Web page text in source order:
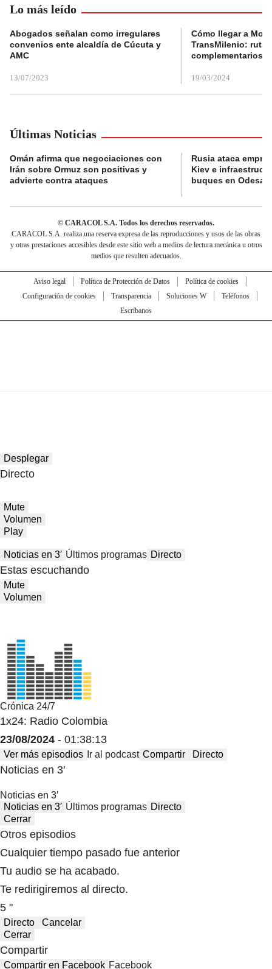
Lo más leído
Abogados señalan como irregulares
convenios ente alcaldía de Cúcuta y
AMC
13/07/2023
Cómo llegar a
TransMilenio:
complementarios
19/03/2024
Últimas Noticias
Omán afirma que negociaciones con
Irán sobre Ormuz son positivas y
advierte contra ataques
Rusia ataca
Kiev e
buques en Odesa
© CARACOL S.A. Todos los derechos reservados.
CARACOL S.A. realiza una reserva expresa de las reproducciones y usos de las obras
y otras prestaciones accesibles desde este sitio web a medios de lectura mecánica u otros
medios que resulten adecuados.
Aviso legal Política de Protección de Datos
Política de cookies
Configuración de cookies
Transparencia Soluciones W
Teléfonos
Escríbanos
Desplegar
Directo
Mute
Volumen
Play
Noticias en 3′ Últimos programas Directo
Estas escuchando
Mute
Volumen
Crónica 24/7
1x24: Radio Colombia
23/08/2024 - 01:38:13
Ver más episodios Ir al podcast Compartir Directo
Noticias en 3′
Noticias en 3′
Noticias en 3′ Últimos programas Directo
Cerrar
Otros episodios
Cualquier tiempo pasado fue anterior
Tu audio se ha acabado.
Te redirigiremos al directo.
5 "
Directo
Cancelar
Cerrar
Compartir
Compartir en Facebook Facebook